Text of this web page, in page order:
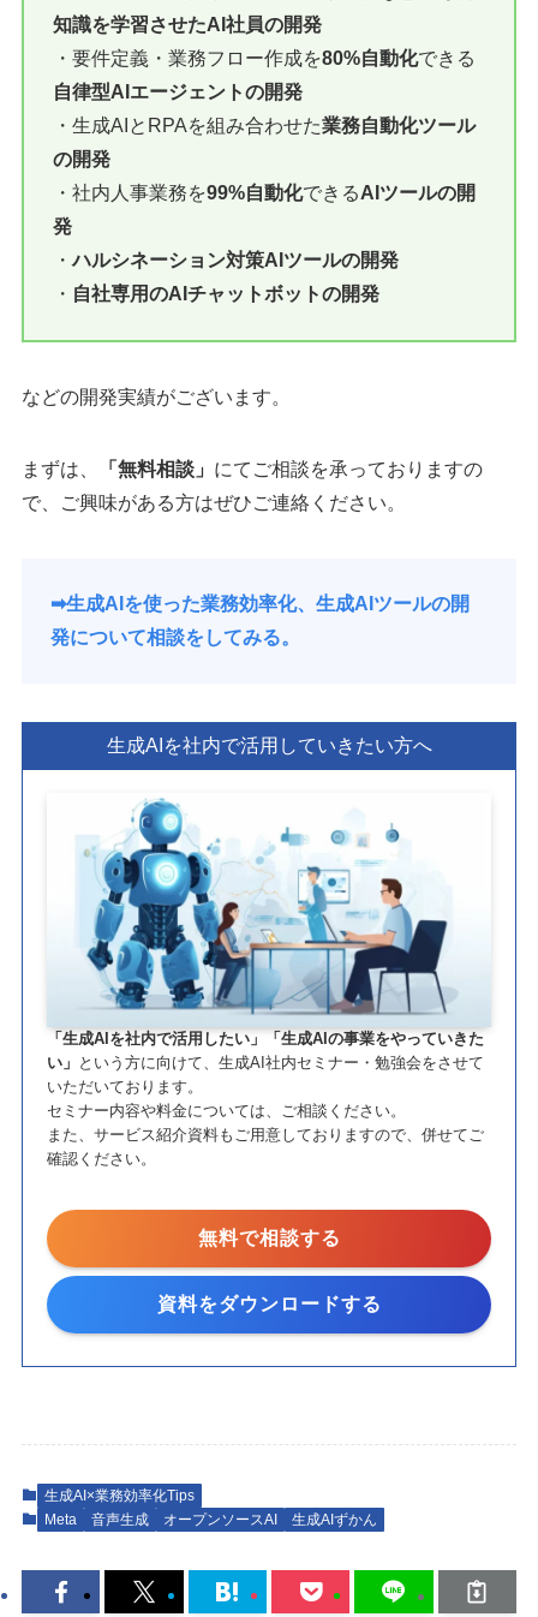
知識を学習させたAI社員の開発
・要件定義・業務フロー作成を80%自動化できる
自律型AIエージェントの開発
・生成AIとRPAを組み合わせた業務自動化ツール
の開発
・社内人事業務を99%自動化できるAIツールの開
発
・ハルシネーション対策AIツールの開発
・ 自社専用のAIチャットボットの開発
などの開発実績がございます。
まずは、 「無料相談」 にてご相談を承っておりますの
で、ご興味がある方はぜひご連絡ください。
➡︎生成AIを使った業務効率化、生成AIツールの開
発について相談をしてみる。
生成AIを社内で活用していきたい方へ
「生成AIを社内で活用したい」「生成AIの事業をやっていきた
い」 という方に向けて、生成AI社内セミナー・勉強会をさせて
いただいております。
セミナー内容や料金については、ご相談ください。
また、サービス紹介資料もご用意しておりますので、併せてご
確認ください。
無料で相談する
資料をダウンロードする
生成AI×業務効率化Tips
Meta
音声生成 オープンソースAI 生成AIずかん